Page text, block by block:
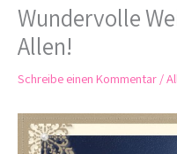
Wundervolle
Allen!
Schreibe einen Kommentar /